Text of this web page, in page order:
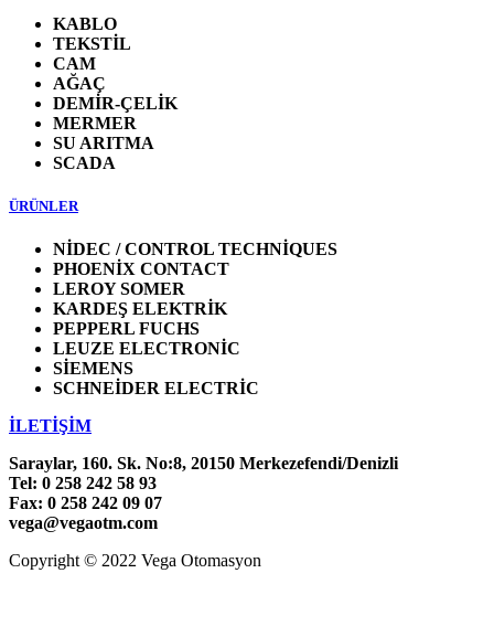
KABLO
TEKSTİL
CAM
AĞAÇ
DEMİR-ÇELİK
MERMER
SU ARITMA
SCADA
ÜRÜNLER
NİDEC / CONTROL TECHNİQUES
PHOENİX CONTACT
LEROY SOMER
KARDEŞ ELEKTRİK
PEPPERL FUCHS
LEUZE ELECTRONİC
SİEMENS
SCHNEİDER ELECTRİC
İLETİŞİM
Saraylar, 160. Sk. No:8, 20150 Merkezefendi/Denizli
Tel: 0 258 242 58 93
Fax: 0 258 242 09 07
vega@vegaotm.com
Copyright © 2022 Vega Otomasyon